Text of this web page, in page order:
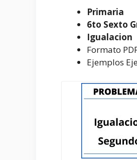
Primaria
6to Sexto
Igualacion
Formato
Ejemplos